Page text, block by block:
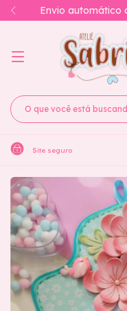
Envio automático
Site seguro